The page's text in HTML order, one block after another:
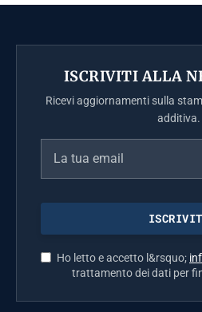
ISCRIVITI ALLA
Ricevi aggiornamenti sulla
additiva.
Ho letto e accetto l&rsquo;
trattamento dei dati per